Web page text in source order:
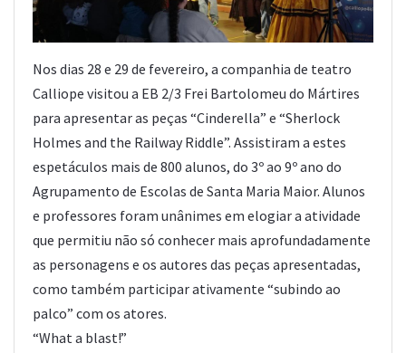
Nos dias 28 e 29 de fevereiro, a companhia de teatro
Calliope visitou a EB 2/3 Frei Bartolomeu do Mártires
para apresentar as peças “Cinderella” e “Sherlock
Holmes and the Railway Riddle”. Assistiram a estes
espetáculos mais de 800 alunos, do 3º ao 9º ano do
Agrupamento de Escolas de Santa Maria Maior. Alunos
e professores foram unânimes em elogiar a atividade
que permitiu não só conhecer mais aprofundadamente
as personagens e os autores das peças apresentadas,
como também participar ativamente “subindo ao
palco” com os atores.
“What a blast!”